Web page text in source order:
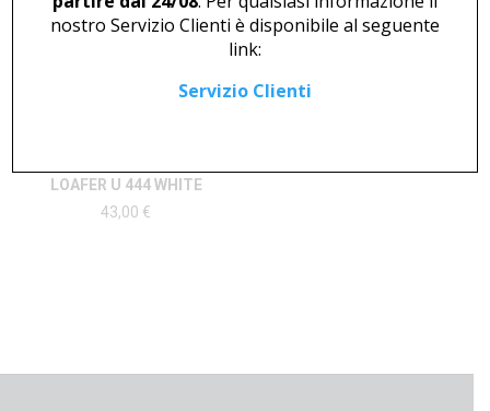
LOAFER U 444 WHITE
43,00 €
nostro Servizio Clienti è disponibile al seguente
link:
Servizio Clienti